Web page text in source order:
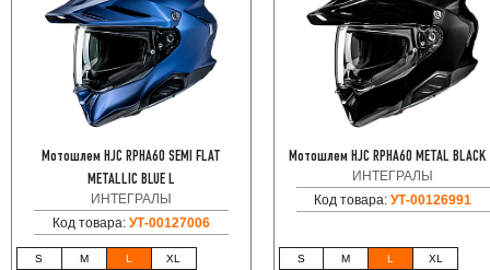
Мотошлем HJC RPHA60 SEMI FLAT
METALLIC BLUE L
ИНТЕГРАЛЫ
Код товара: УТ-00127006
S M L XL
Мотошлем HJC RPHA60 METAL BLACK
ИНТЕГРАЛЫ
Код товара:УТ-00126991
S M L XL